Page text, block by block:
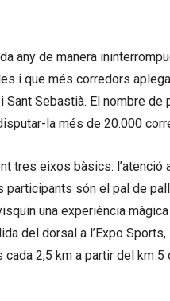
any de manera
i que més corredors aplega
Sebastià. El nombre de
la més de 20.000
tres eixos bàsics: l’atenció
són el pal de
una experiència
del dorsal a l’Expo Sports,
2,5 km a partir del km